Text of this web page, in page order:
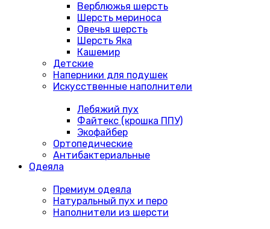
Верблюжья шерсть
Шерсть мериноса
Овечья шерсть
Шерсть Яка
Кашемир
Детские
Наперники для подушек
Искусственные наполнители
Лебяжий пух
Файтекс (крошка ППУ)
Экофайбер
Ортопедические
Антибактериальные
Одеяла
Премиум одеяла
Натуральный пух и перо
Наполнители из шерсти